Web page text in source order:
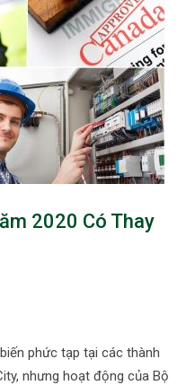
2020 Có Thay
phức tạp tại các thành
nhưng hoạt động của Bộ